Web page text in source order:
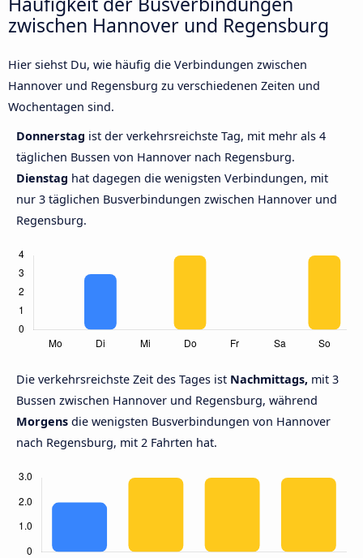
zwischen Hannover und Regensburg
Hier siehst Du, wie häufig die Verbindungen zwischen
Hannover und Regensburg zu verschiedenen Zeiten und
Wochentagen sind.
Donnerstag ist der verkehrsreichste Tag, mit mehr als 4
täglichen Bussen von Hannover nach Regensburg.
Dienstag hat dagegen die wenigsten Verbindungen, mit
nur 3 täglichen Busverbindungen zwischen Hannover und
Regensburg.
Die verkehrsreichste Zeit des Tages ist Nachmittags, mit 3
Bussen zwischen Hannover und Regensburg, während
Morgens die wenigsten Busverbindungen von Hannover
nach Regensburg, mit 2 Fahrten hat.